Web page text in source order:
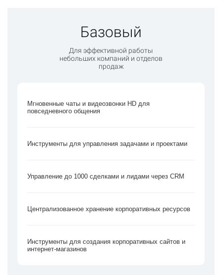
Базовый
Для эффективной работы
небольших компаний и отделов
продаж
Мгновенные чаты и видеозвонки HD для
повседневного общения
Инструменты для управления задачами и проектами
Управление до 1000 сделками и лидами через CRM
Централизованное хранение корпоративных ресурсов
Инструменты для создания корпоративных сайтов и
интернет-магазинов